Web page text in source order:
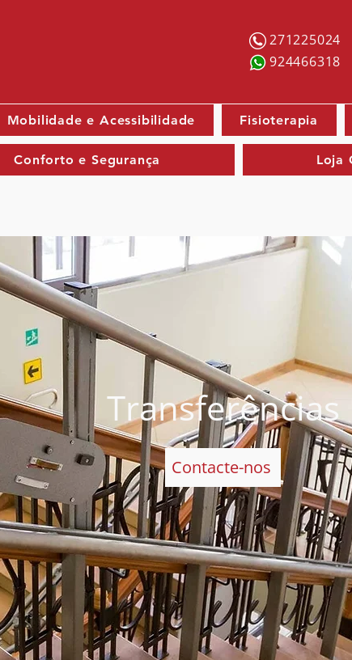
271225024
924466318
Mobilidade e Acessibilidade Fisioterapia
Conforto e Segurança Loja
Transferências
Contacte-nos